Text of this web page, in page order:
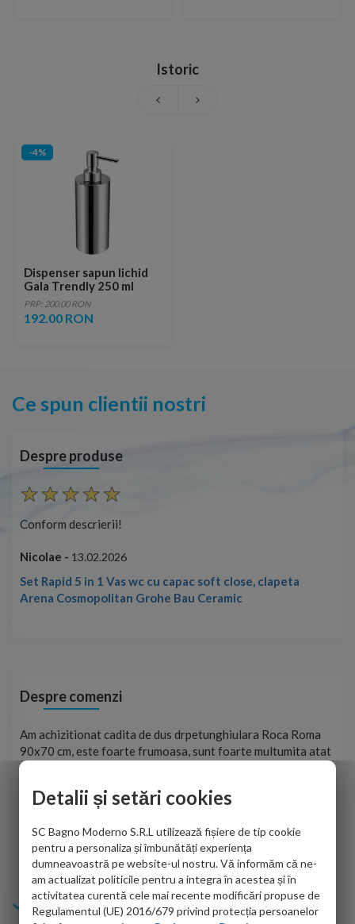
Istoric
-4%
Dispenser sapun lichid
Gala Trendly 250 ml
crom
PRP: 200.00 RON
192.00 RON
Ce spun clientii nostri
Despre produse
Conform descrierii!
Nicolae - 13.02.2026
Set Rapid 5 in 1 Vas wc cu capac soft close, clapeta
Arena Cosmopolitan Grohe Bau Ceramic
Despre comenzi
Am achizitionat cadita de dus drpetunghiulara Roca Roma
90x70 cm, este foarte frumoasa, sunt foarte multumita atat
de personalul firmei dvs. cu care am colaborat in obtinerea
adus coletul in siguranta.Numai bine, va doresc!
Sofrone Viviana -28.07.2026
Info Bagno
Detalii și setări cookies
SC Bagno Moderno S.R.L utilizează fișiere de tip cookie
pentru a personaliza și îmbunătăți experiența
dumneavoastră pe website-ul nostru. Vă informăm că ne-
am actualizat politicile pentru a integra în acestea și în
activitatea curentă cele mai recente modificări propuse de
Regulamentul (UE) 2016/679 privind protecția persoanelor